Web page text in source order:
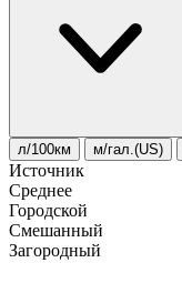
л/100км м/гал.(US)
Источник
Среднее
Городской
Смешанный
Загородный